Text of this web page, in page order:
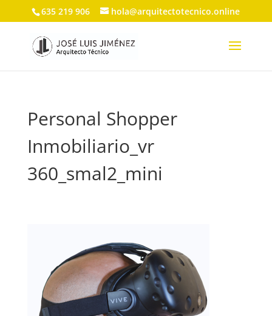
635 219 906 hola@arquitectotecnico.online
Personal Shopper
Inmobiliario_vr
360_smal2_mini